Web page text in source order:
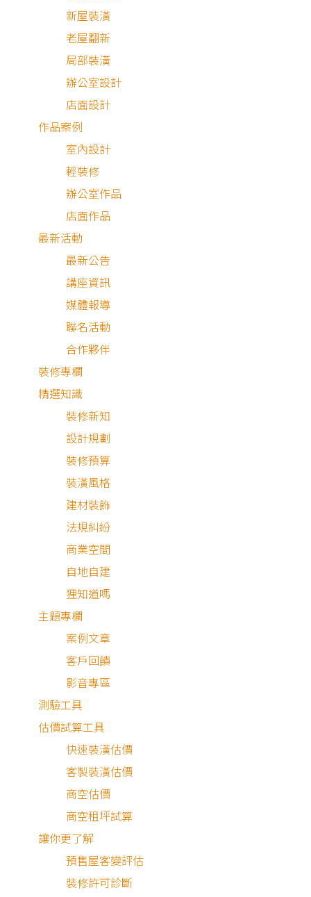
新屋裝潢
老屋翻新
局部裝潢
辦公室設計
店面設計
作品案例
室內設計
輕裝修
辦公室作品
店面作品
最新活動
最新公告
講座資訊
媒體報導
聯名活動
合作夥伴
裝修專欄
精選知識
裝修新知
設計規劃
裝修預算
裝潢風格
建材裝飾
法規糾紛
商業空間
自地自建
狸知道嗎
主題專欄
案例文章
客戶回饋
影音專區
測驗工具
估價試算工具
快速裝潢估價
客製裝潢估價
商空估價
商空租坪試算
讓你更了解
預售屋客變評估
裝修許可診斷
低彩度 × 木紋 × 司曼特塗料
悠閒的假日午後，泡杯咖啡、吃著小點，在舒適無壓的家裡
好把心靈充飽電，繼續迎接生活中的挑戰。
屋主需求與設計理念
屋齡26年的老屋，不僅裝潢老舊，水電管線也需全數更新，
喜歡韓系風格的屋主期望能有像韓劇中一樣簡單、明亮的居
感，設計師與屋主反覆討論、確認需求後，重新規劃整體動
線，將客、餐、廚結合，以溫暖的白色調為主軸，輔以木元
素、簡單的線條搭配，創造寬敞且高機能的公領域空間。臥
區域則刷上簡約耐看的暖灰色調，於床尾配置了充足的衣物
納，滿足一家人所需的各項機能，圍塑出溫暖的45坪韓系風
純淨恬暖韓系宅